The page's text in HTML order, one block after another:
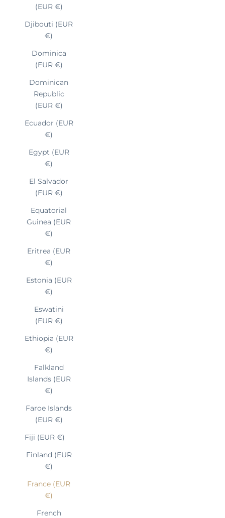
(EUR €)
Djibouti (EUR
€)
Dominica
(EUR €)
Dominican
Republic
(EUR €)
Ecuador (EUR
€)
Egypt (EUR
€)
El Salvador
(EUR €)
Equatorial
Guinea (EUR
€)
Eritrea (EUR
€)
Estonia (EUR
€)
Eswatini
(EUR €)
Ethiopia (EUR
€)
Falkland
Islands (EUR
€)
Faroe Islands
(EUR €)
Fiji (EUR €)
Finland (EUR
€)
France (EUR
€)
French